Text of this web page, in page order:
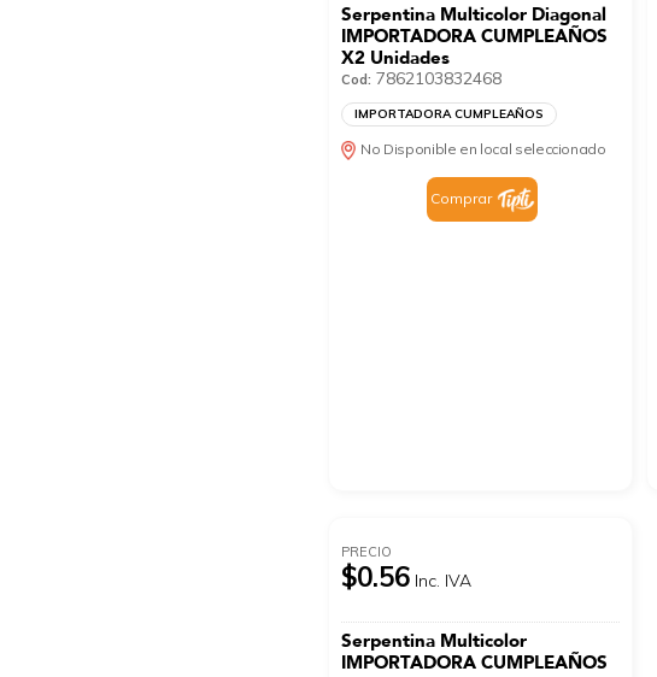
Serpentina Multicolor Diagonal
IMPORTADORA CUMPLEAÑOS
X2 Unidades
Cod: 7862103832468
IMPORTADORA CUMPLEAÑOS
No Disponible en local seleccionado
Comprar
PRECIO
$0.56 Inc. IVA
Serpentina Multicolor
IMPORTADORA CUMPLEAÑOS